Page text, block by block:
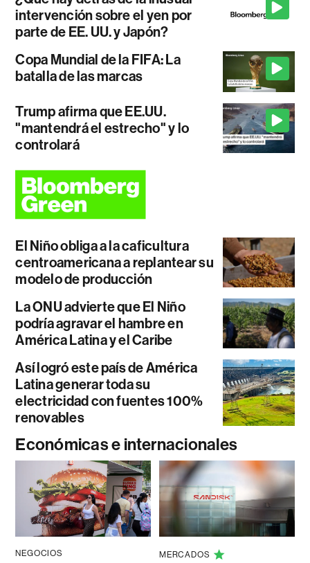
intervención sobre el yen por
parte de EE. UU. y Japón?
Copa Mundial de la FIFA: La
batalla de las marcas
Trump afirma que EE.UU.
"mantendrá el estrecho" y lo
controlará
El Niño obliga a la caficultura
centroamericana a replantear su
modelo de producción
La ONU advierte que El Niño
podría agravar el hambre en
América Latina y el Caribe
Así logró este país de América
Latina generar toda su
electricidad con fuentes 100%
renovables
Económicas e internacionales
NEGOCIOS MERCADOS